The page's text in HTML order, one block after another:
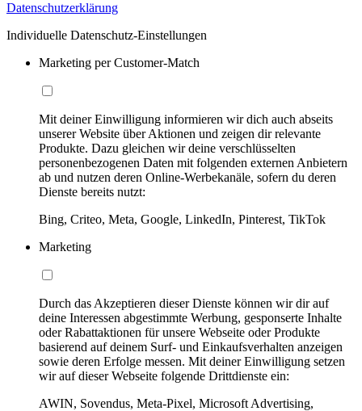
Datenschutzerklärung
Individuelle Datenschutz-Einstellungen
Marketing per Customer-Match
Mit deiner Einwilligung informieren wir dich auch abseits
unserer Website über Aktionen und zeigen dir relevante
Produkte. Dazu gleichen wir deine verschlüsselten
personenbezogenen Daten mit folgenden externen Anbietern
ab und nutzen deren Online-Werbekanäle, sofern du deren
Dienste bereits nutzt:
Bing, Criteo, Meta, Google, LinkedIn, Pinterest, TikTok
Marketing
Durch das Akzeptieren dieser Dienste können wir dir auf
deine Interessen abgestimmte Werbung, gesponserte Inhalte
oder Rabattaktionen für unsere Webseite oder Produkte
basierend auf deinem Surf- und Einkaufsverhalten anzeigen
sowie deren Erfolge messen. Mit deiner Einwilligung setzen
wir auf dieser Webseite folgende Drittdienste ein:
AWIN, Sovendus, Meta-Pixel, Microsoft Advertising,